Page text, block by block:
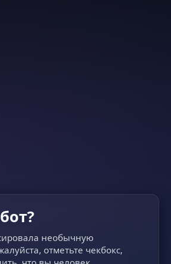
необычную
отметьте чекбокс,